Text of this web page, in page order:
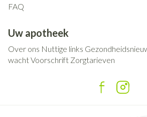
FAQ
Uw apotheek
Over ons Nuttige links
wachtVoorschrift Zorgtarieven